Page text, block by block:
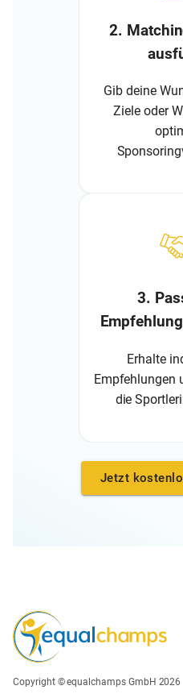
2.
Gib deine
Ziele oder
3.
Erhalte
Empfehlungen
die
Jetzt
Copyright © equalchamps GmbH 2026